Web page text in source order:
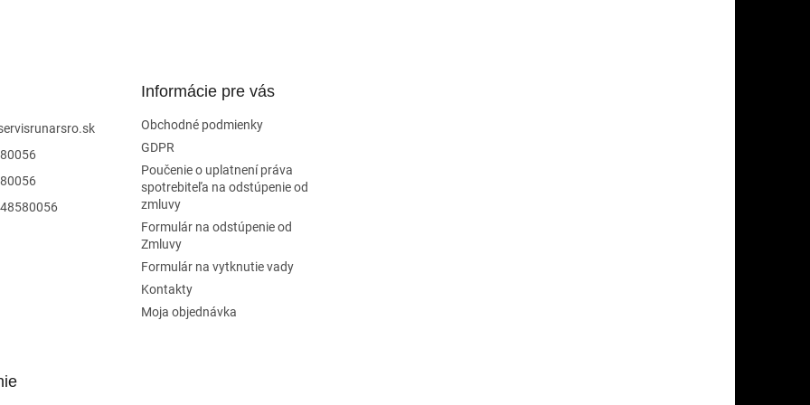
Informácie pre vás
Obchodné podmienky
GDPR
Poučenie o uplatnení práva
spotrebiteľa na odstúpenie od
zmluvy
Formulár na odstúpenie od
Zmluvy
Formulár na vytknutie vady
Kontakty
Moja objednávka